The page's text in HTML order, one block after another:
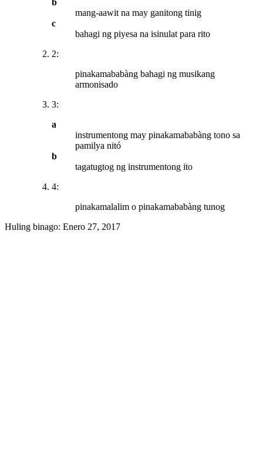
mang-aawit na may ganitong tinig
c
bahagi ng piyesa na isinulat para rito
2:
pinakamababàng bahagi ng musikang
armonisado
3:
a
instrumentong may pinakamababàng tono sa
pamilya nitó
b
tagatugtog ng instrumentong ito
4:
pinakamalalim o pinakamababàng tunog
Huling binago: Enero 27, 2017